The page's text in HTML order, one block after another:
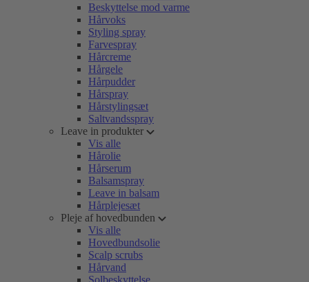
Beskyttelse mod varme
Hårvoks
Styling spray
Farvespray
Hårcreme
Hårgele
Hårpudder
Hårspray
Hårstylingsæt
Saltvandsspray
Leave in produkter
Vis alle
Hårolie
Hårserum
Balsamspray
Leave in balsam
Hårplejesæt
Pleje af hovedbunden
Vis alle
Hovedbundsolie
Scalp scrubs
Hårvand
Solbeskyttelse